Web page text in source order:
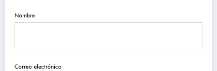
Nombre
Correo electrónico